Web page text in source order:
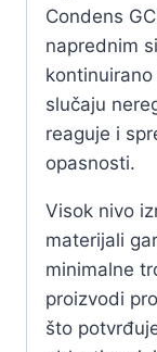
Condens
naprednim
slučaju
reaguje i
opasnosti.
Visok nivo
materijali
minimalne
proizvodi
što